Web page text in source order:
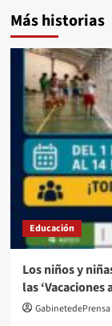
Más historias
Educación
Los niños y
las ‘Vacaciones
GabinetedePrensa